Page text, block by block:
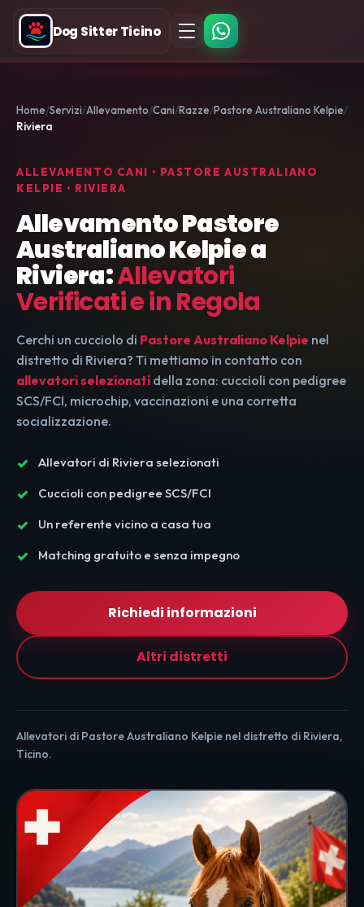
Dog Sitter Ticino
Home Servizi Allevamento Cani Razze Pastore Australiano Kelpie
Riviera
ALLEVAMENTO CANI • PASTORE AUSTRALIANO
KELPIE • RIVIERA
Allevamento Pastore
Australiano Kelpie a
Riviera:Allevatori
Verificati e in Regola
Cerchi un cucciolo di Pastore Australiano Kelpie nel
distretto di Riviera? Ti mettiamo in contatto con
allevatori selezionati della zona: cuccioli con pedigree
SCS/FCI, microchip, vaccinazioni e una corretta
socializzazione.
Allevatori di Riviera selezionati
Cuccioli con pedigree SCS/FCI
Un referente vicino a casa tua
Matching gratuito e senza impegno
Richiedi informazioni
Altri distretti
Allevatori di Pastore Australiano Kelpie nel distretto di Riviera,
Ticino.